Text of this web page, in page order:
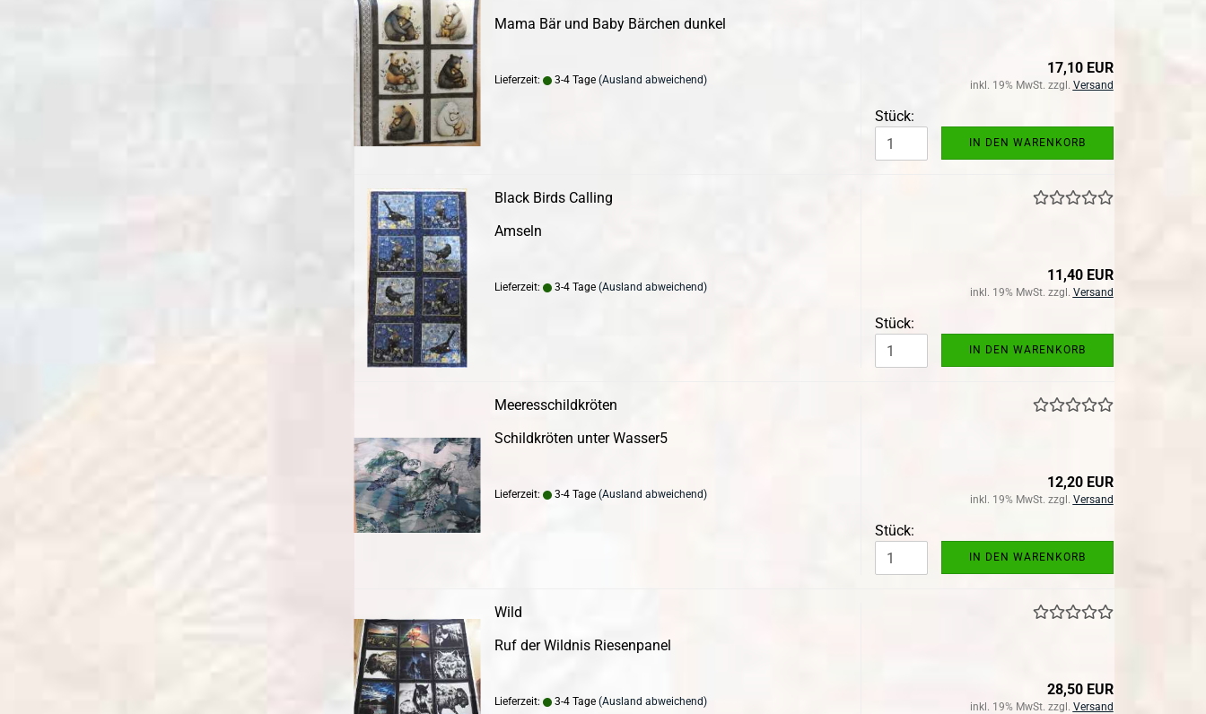
Mama Bär und Baby Bärchen dunkel
Lieferzeit: 3-4 Tage (Ausland abweichend)
17,10 EUR
inkl. 19% MwSt. zzgl. Versand
Stück:
IN DEN WARENKORB
Black Birds Calling
Amseln
Lieferzeit: 3-4 Tage (Ausland abweichend)
11,40 EUR
inkl. 19% MwSt. zzgl. Versand
Stück:
IN DEN WARENKORB
Meeresschildkröten
Schildkröten unter Wasser5
Lieferzeit: 3-4 Tage (Ausland abweichend)
12,20 EUR
inkl. 19% MwSt. zzgl. Versand
Stück:
IN DEN WARENKORB
Wild
Ruf der Wildnis Riesenpanel
Lieferzeit: 3-4 Tage (Ausland abweichend)
28,50 EUR
inkl. 19% MwSt. zzgl. Versand